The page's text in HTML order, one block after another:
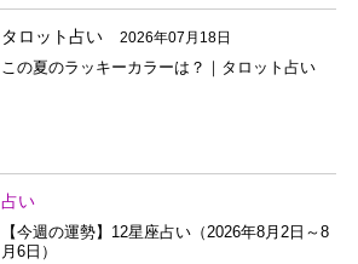
タロット占い 2026年07月18日
この夏のラッキーカラーは？｜タロット占い
占い
【今週の運勢】12星座占い（2026年8月2日～8
月6日）